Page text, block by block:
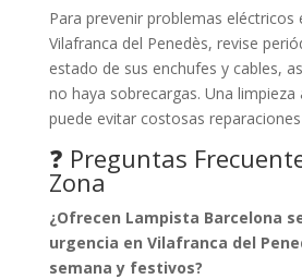
Para prevenir problemas eléctricos
Vilafranca del Penedès, revise
estado de sus enchufes y cables,
no haya sobrecargas. Una limpieza
puede evitar costosas
❓ Preguntas
Zona
¿Ofrecen Lampista Barcelona
urgencia en Vilafranca del
semana y festivos?